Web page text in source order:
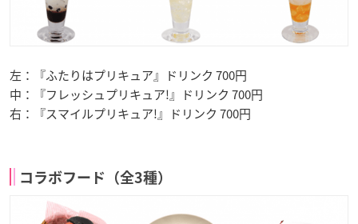
左：『ふたりはプリキュア』ドリンク 700円
中：『フレッシュプリキュア!』ドリンク 700円
右：『スマイルプリキュア!』ドリンク 700円
コラボフード（全3種）